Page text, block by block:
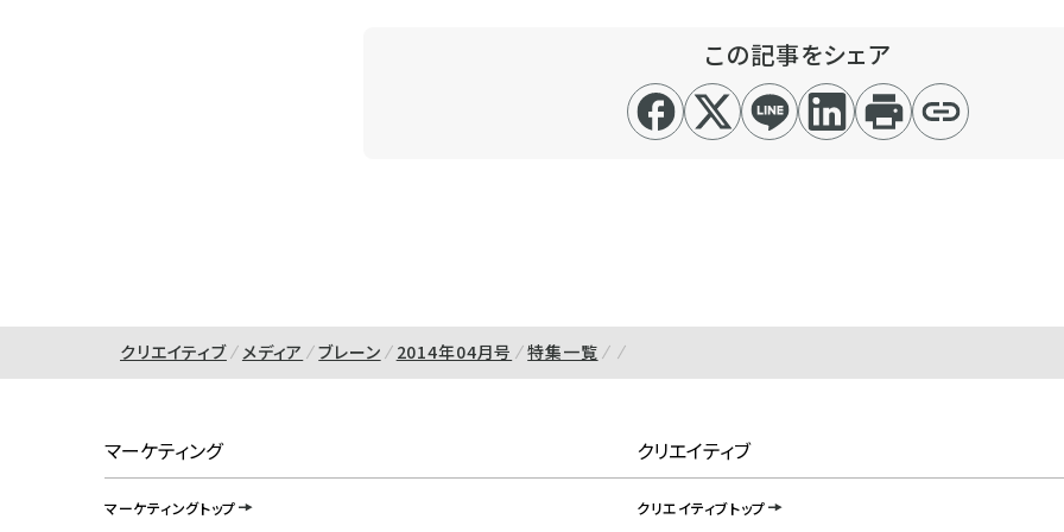
この記事をシェア
クリエイティブ メディア ブレーン 2014年04月号 特集一覧
マーケティング
マーケティングトップ
クリエイティブ
クリエイティブトップ